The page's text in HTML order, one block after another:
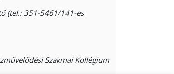
(tel.: 351-5461/141-es
Szakmai Kollégium